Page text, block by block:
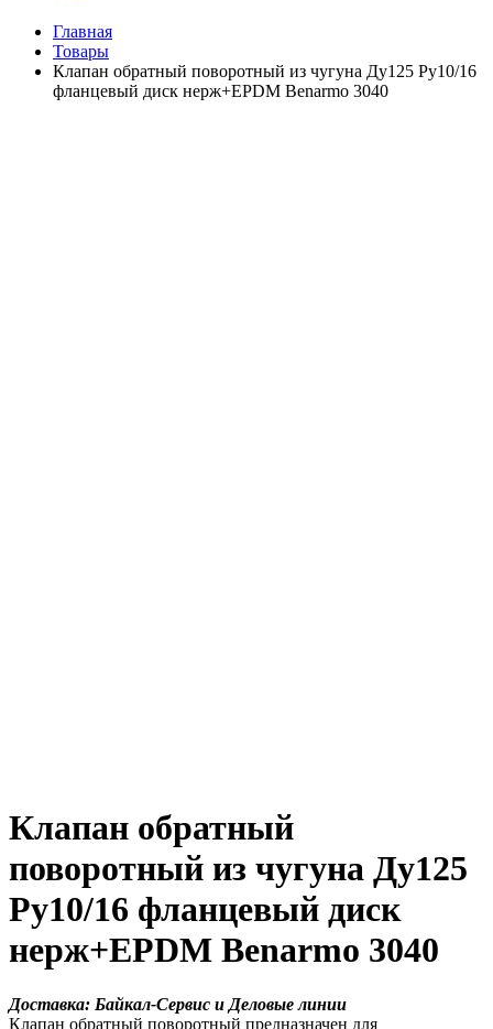
Главная
Товары
Клапан обратный поворотный из чугуна Ду125 Ру10/16
фланцевый диск нерж+EPDM Benarmo 3040
Клапан обратный
поворотный из чугуна Ду125
Ру10/16 фланцевый диск
нерж+EPDM Benarmo 3040
Доставка: Байкал-Сервис и Деловые линии
Клапан обратный поворотный предназначен для